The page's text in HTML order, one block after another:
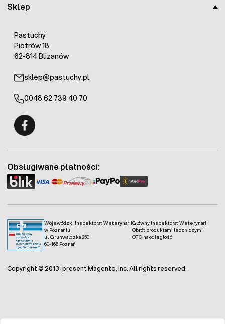
Sklep
Pastuchy
Piotrów 18
62-814 Blizanów
sklep@pastuchy.pl
0048 62 739 40 70
Wojewódzki Inspektorat Weterynarii
w Poznaniu
ul. Grunwaldzka 250
60-166 Poznań
Główny Inspektorat Weterynarii
Obrót produktami leczniczymi
OTC na odległość
Obsługiwane płatności:
Copyright © 2013-present Magento, Inc. All rights reserved.